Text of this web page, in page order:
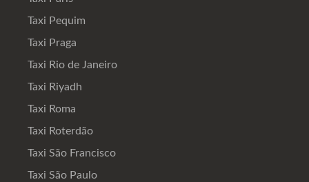
Taxi Pequim
Taxi Praga
Taxi Rio de Janeiro
Taxi Riyadh
Taxi Roma
Taxi Roterdão
Taxi São Francisco
Taxi São Paulo